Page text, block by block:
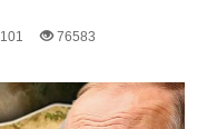
101 76583